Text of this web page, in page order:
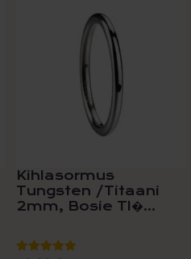
Kihlasormus
Tungsten /Titaani
2mm, Bosie TI�...